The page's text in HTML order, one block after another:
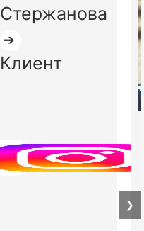
Стержанова
➔
Клиент
❯